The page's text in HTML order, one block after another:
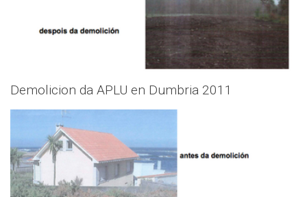
Demolicion da APLU en Dumbria 2011